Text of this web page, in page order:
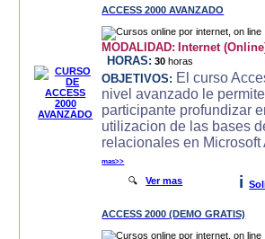
ACCESS 2000 AVANZADO
MODALIDAD: Internet
HORAS: 30 horas
OBJETIVOS: El curso
nivel avanzado le permite
participante profundizar
utilizacion de las bases
relacionales en
mas>>
🔍Ver mas i
ACCESS 2000 (DEMO GRATIS)